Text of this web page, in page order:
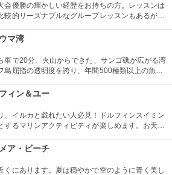
会優勝の輝かしい経歴をお持ちの方。レッスンは
較的リーズナブルなグループレッスンもあるが、
本動作からきちんと学んで、いざ海へ！
マ湾
車で20分、火山からできた、サンゴ礁が広がる湾
島屈指の透明度を誇り、年間500種類以上の魚が
人以上の観光客が訪れます。
ィン＆ユー
、イルカと戯れたい人必見！ドルフィンスイミン
するマリンアクティビティが楽しめます。お天気
ベキューやフラ、ウクレレ演奏など、嬉しいおも
ア・ビーチ
くにあります。夏は穏やかで空のように青く美し